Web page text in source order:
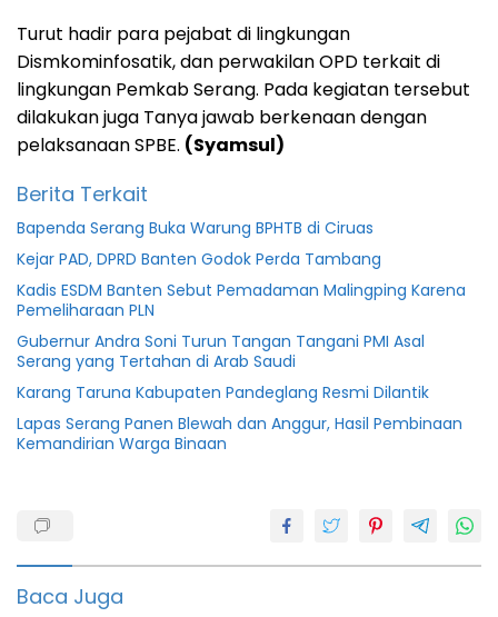
Turut hadir para pejabat di lingkungan
Dismkominfosatik, dan perwakilan OPD terkait di
lingkungan Pemkab Serang. Pada kegiatan tersebut
dilakukan juga Tanya jawab berkenaan dengan
pelaksanaan SPBE. (Syamsul)
Berita Terkait
Bapenda Serang Buka Warung BPHTB di Ciruas
Kejar PAD, DPRD Banten Godok Perda Tambang
Kadis ESDM Banten Sebut Pemadaman Malingping Karena
Pemeliharaan PLN
Gubernur Andra Soni Turun Tangan Tangani PMI Asal
Serang yang Tertahan di Arab Saudi
Karang Taruna Kabupaten Pandeglang Resmi Dilantik
Lapas Serang Panen Blewah dan Anggur, Hasil Pembinaan
Kemandirian Warga Binaan
serang
Info
Baca Juga